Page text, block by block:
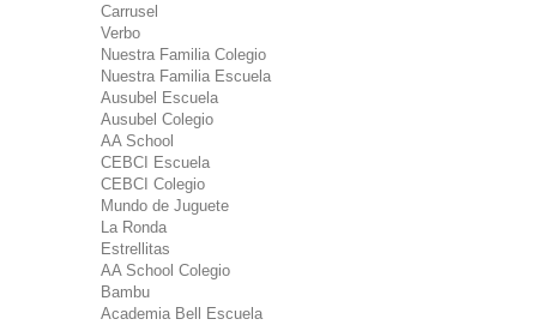
Carrusel
Verbo
Nuestra Familia Colegio
Nuestra Familia Escuela
Ausubel Escuela
Ausubel Colegio
AA School
CEBCI Escuela
CEBCI Colegio
Mundo de Juguete
La Ronda
Estrellitas
AA School Colegio
Bambu
Academia Bell Escuela